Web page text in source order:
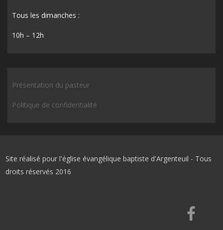
Tous les dimanches :
10h – 12h
Présentation du pasteur
Politique de confidentialité
Site réalisé pour l'église évangélique baptiste d'Argenteuil - Tous
droits réservés 2016